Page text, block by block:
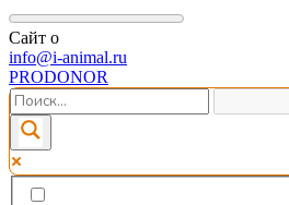
Сайт о
info@i-animal.ru
PRODONOR